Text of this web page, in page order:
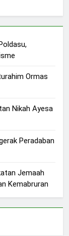
Ormas
Nikah Ayesa
Peradaban
Jemaah
Kemabruran